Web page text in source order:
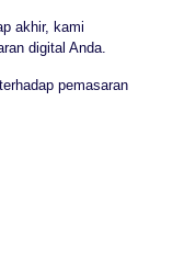
akhir, kami
digital Anda.
pemasaran